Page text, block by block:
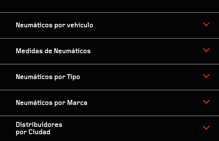
Neumáticos por vehículo
Medidas de Neumáticos
Neumáticos por Tipo
Neumáticos por Marca
Distribuidores
por Ciudad